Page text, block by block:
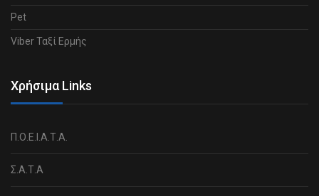
Pet
Viber Ταξί Ερμής
Χρήσιμα Links
Π.Ο.Ε.Ι.Α.Τ.Α.
Σ.Α.Τ.Α